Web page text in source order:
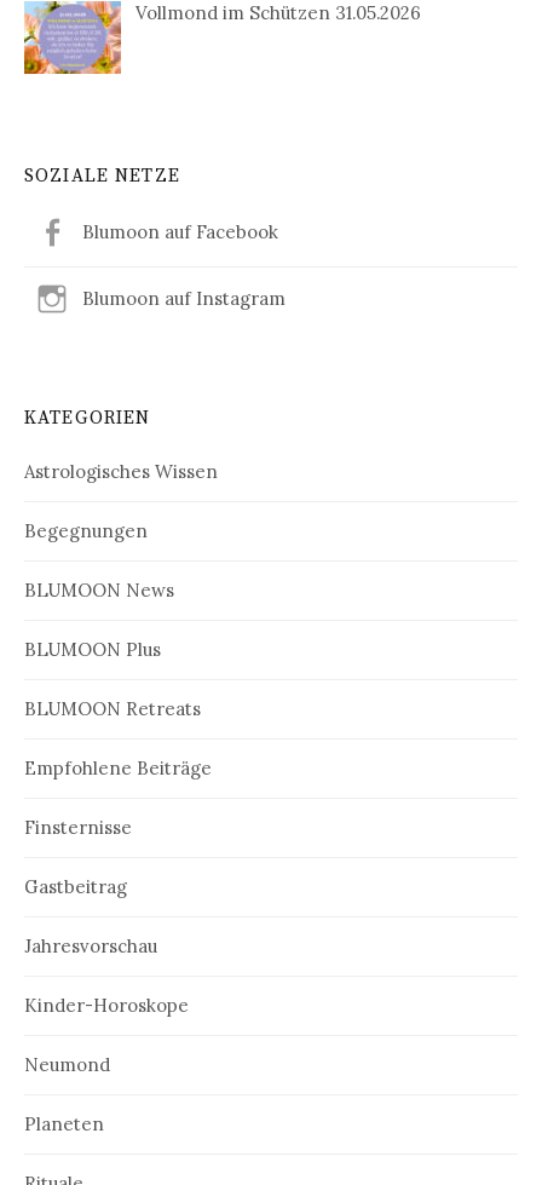
Vollmond im Schützen 31.05.2026
SOZIALE NETZE
Blumoon auf Facebook
Blumoon auf Instagram
KATEGORIEN
Astrologisches Wissen
Begegnungen
BLUMOON News
BLUMOON Plus
BLUMOON Retreats
Empfohlene Beiträge
Finsternisse
Gastbeitrag
Jahresvorschau
Kinder-Horoskope
Neumond
Planeten